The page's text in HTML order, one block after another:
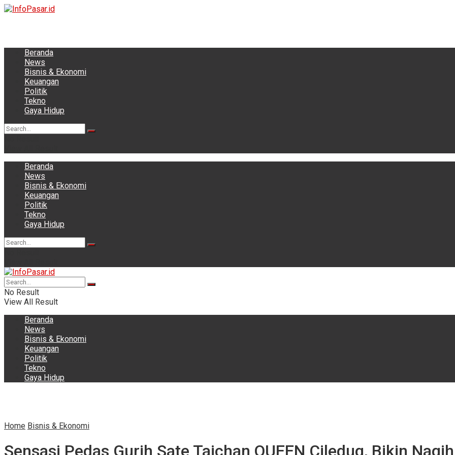
Beranda
News
Bisnis & Ekonomi
Keuangan
Politik
Tekno
Gaya Hidup
Beranda
News
Bisnis & Ekonomi
Keuangan
Politik
Tekno
Gaya Hidup
No Result
View All Result
Beranda
News
Bisnis & Ekonomi
Keuangan
Politik
Tekno
Gaya Hidup
Home Bisnis & Ekonomi